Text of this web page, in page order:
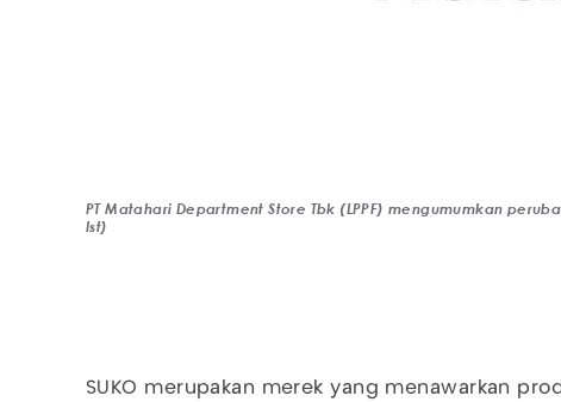
PT Matahari Department Store Tbk (LPPF) mengumumkan
Ist)
SUKO merupakan merek yang menawarkan